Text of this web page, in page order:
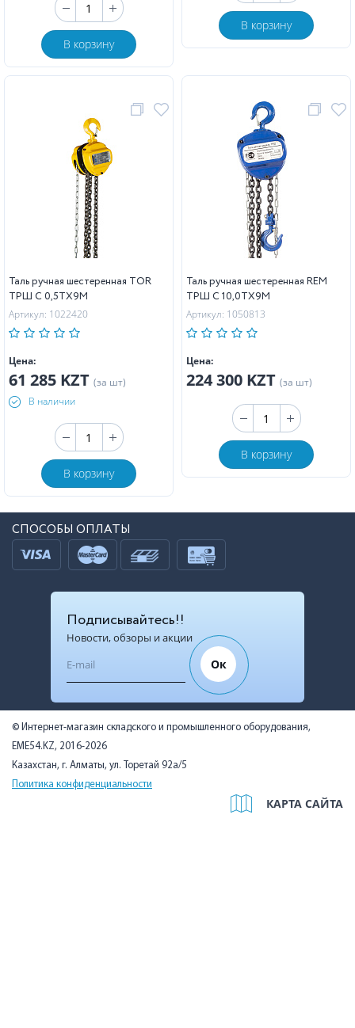
В корзину
В корзину
Таль ручная шестеренная TOR
ТРШ C 0,5ТХ9М
Артикул: 1022420
Цена:
61 285 KZT (за шт)
В наличии
В корзину
Таль ручная шестеренная REM
ТРШ C 10,0ТХ9М
Артикул: 1050813
Цена:
224 300 KZT (за шт)
В корзину
СПОСОБЫ ОПЛАТЫ
Подписывайтесь!!
Новости, обзоры и акции
Ок
© Интернет-магазин складского и промышленного оборудования,
EME54.KZ, 2016-2026
Казахстан, г. Алматы, ул. Торетай 92а/5
Политика конфиденциальности
КАРТА САЙТА